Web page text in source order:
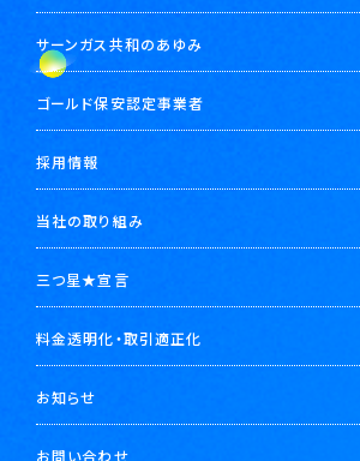
サーンガス共和のあゆみ
ゴールド保安認定事業者
採用情報
当社の取り組み
三つ星★宣言
料金透明化・取引適正化
お知らせ
お問い合わせ